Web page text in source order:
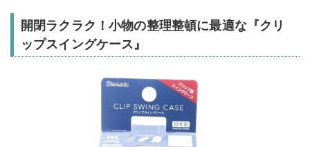
開閉ラクラク！小物の整理整頓に最適な『クリ
ップスイングケース』